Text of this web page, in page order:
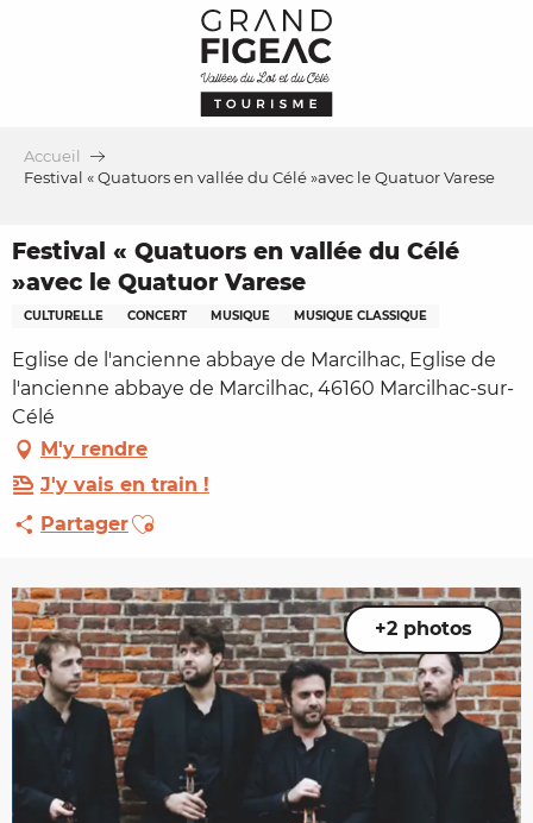
Accueil
Festival « Quatuors en vallée du Célé »avec le Quatuor Varese
Festival « Quatuors en vallée du Célé
»avec le Quatuor Varese
CULTURELLE CONCERT MUSIQUE MUSIQUE CLASSIQUE
Eglise de l'ancienne abbaye de Marcilhac, Eglise de
l'ancienne abbaye de Marcilhac, 46160 Marcilhac-sur-
Célé
M'y rendre
J'y vais en train !
PartagerAjouter aux favoris
+2 photos